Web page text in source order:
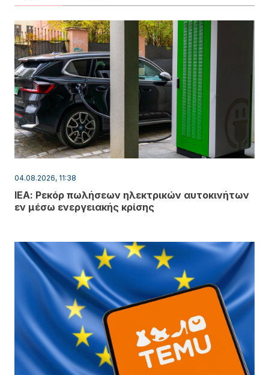
04.08.2026, 11:38
ΙΕΑ: Ρεκόρ πωλήσεων ηλεκτρικών αυτοκινήτων
εν μέσω ενεργειακής κρίσης